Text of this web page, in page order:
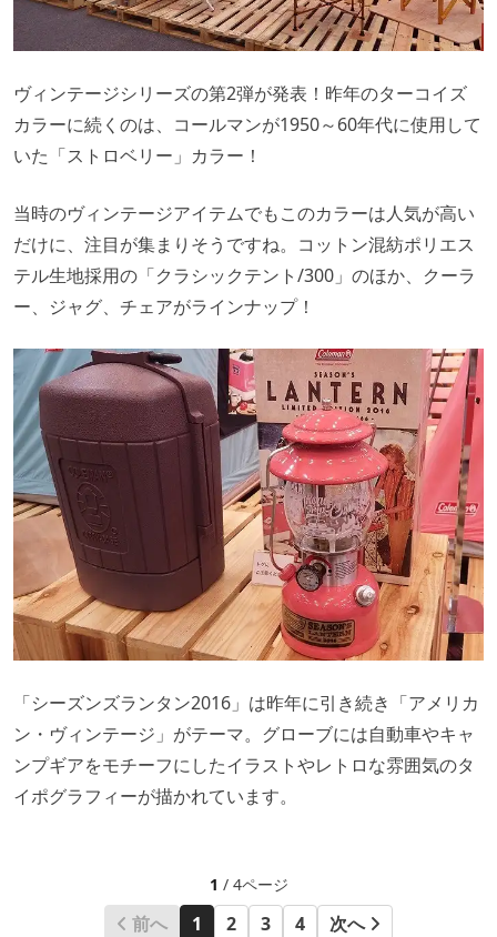
ヴィンテージシリーズの第2弾が発表！昨年のターコイズ
カラーに続くのは、コールマンが1950～60年代に使用して
いた「ストロベリー」カラー！
当時のヴィンテージアイテムでもこのカラーは人気が高い
だけに、注目が集まりそうですね。コットン混紡ポリエス
テル生地採用の「クラシックテント/300」のほか、クーラ
ー、ジャグ、チェアがラインナップ！
「シーズンズランタン2016」は昨年に引き続き「アメリカ
ン・ヴィンテージ」がテーマ。グローブには自動車やキャ
ンプギアをモチーフにしたイラストやレトロな雰囲気のタ
イポグラフィーが描かれています。
1 / 4ページ
前へ 1 2 3 4 次へ